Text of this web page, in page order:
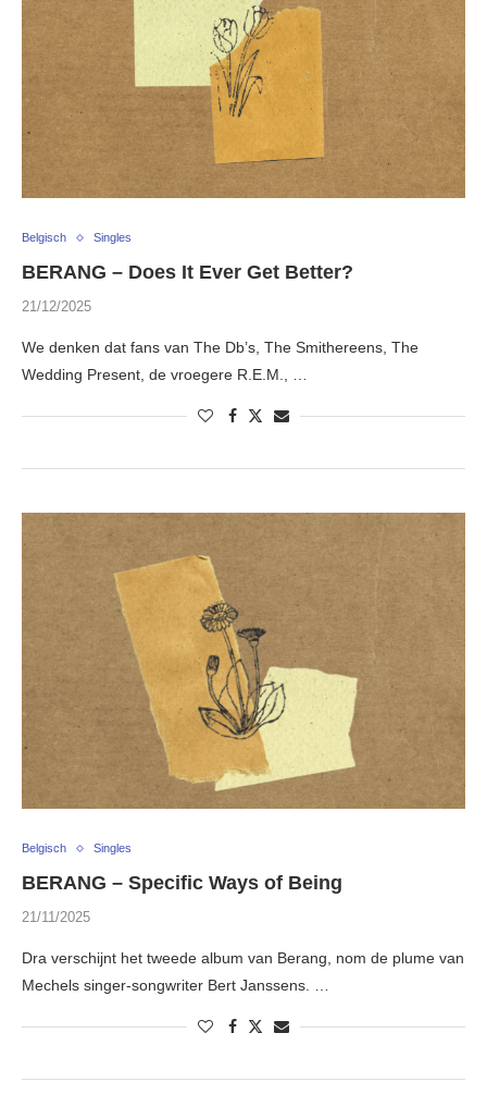
Belgisch Singles
BERANG – Does It Ever Get Better?
21/12/2025
We denken dat fans van The Db’s, The Smithereens, The
Wedding Present, de vroegere R.E.M., …
Belgisch Singles
BERANG – Specific Ways of Being
21/11/2025
Dra verschijnt het tweede album van Berang, nom de plume van
Mechels singer-songwriter Bert Janssens. …